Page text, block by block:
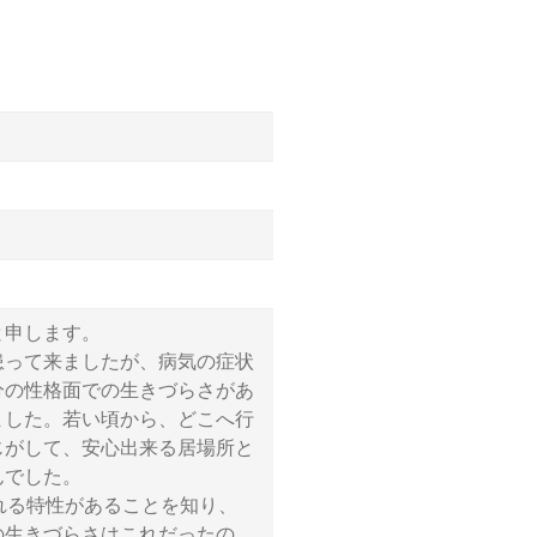
します。
て来ましたが、病気の症状
性格面での生きづらさがあ
た。若い頃から、どこへ行
して、安心出来る居場所と
した。
特性があることを知り、